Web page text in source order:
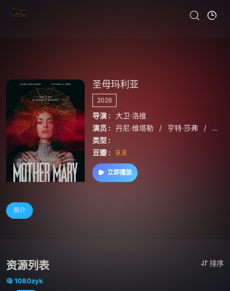
圣母玛利亚
2026
导演 :
大卫·洛维
演员 :
丹尼·维塔勒 / 亨特·莎弗 /
伊绍
类型 :
豆瓣 :
9.8
立即播放
简介
资源列表 排序
1080zyk